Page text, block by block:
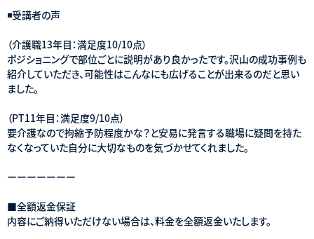
◾️受講者の声
（介護職13年目：満足度10/10点）
ポジショニングで部位ごとに説明があり良かったです。沢山の成功事例も
紹介していただき、可能性はこんなにも広げることが出来るのだと思い
ました。
（PT11年目：満足度9/10点）
要介護なので拘縮予防程度かな？と安易に発言する職場に疑問を持た
なくなっていた自分に大切なものを気づかせてくれました。
ーーーーーーー
■全額返金保証
内容にご納得いただけない場合は、料金を全額返金いたします。